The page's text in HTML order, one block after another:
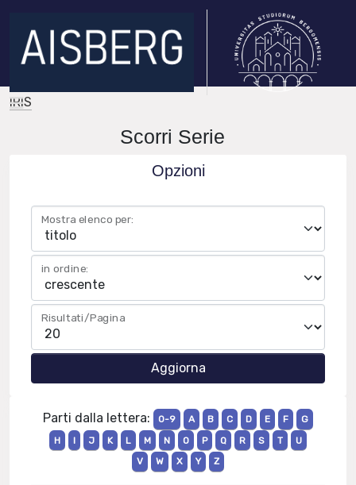
IRIS
Scorri Serie
Opzioni
Mostra elenco per:
in ordine:
Risultati/Pagina
Parti dalla lettera: 0-9 A B C D E F
G
H
I J K L M N O P Q R S T
U
V
W X Y Z